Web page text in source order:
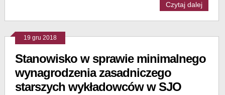
Czytaj dalej
19 gru 2018
Stanowisko w sprawie minimalnego
wynagrodzenia zasadniczego
starszych wykładowców w SJO